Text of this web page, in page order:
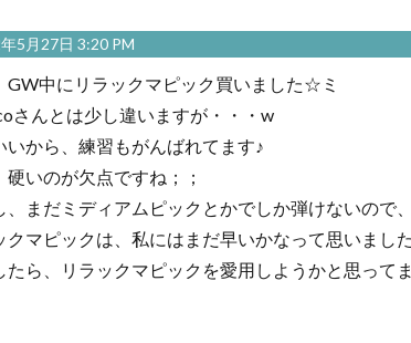
5月27日 3:20 PM
GW中にリラックマピック買いました☆ミ
さんとは少し違いますが・・・w
いから、練習もがんばれてます♪
硬いのが欠点ですね；；
、まだミディアムピックとかでしか弾けないので、
クマピックは、私にはまだ早いかなって思いまし
たら、リラックマピックを愛用しようかと思って